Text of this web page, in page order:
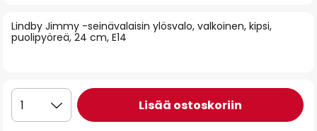
the
images
Lindby Jimmy -seinävalaisin ylösvalo, valkoinen, kipsi,
puolipyöreä, 24 cm, E14
1 Lisää ostoskoriin